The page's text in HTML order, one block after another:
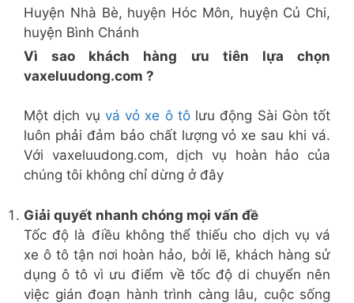
Huyện Nhà Bè, huyện Hóc Môn, huyện Củ Chi,
huyện Bình Chánh
Vì sao khách hàng ưu tiên lựa chọn
vaxeluudong.com ?
Một dịch vụ vá vỏ xe ô tôlưu động Sài Gòn tốt
luôn phải đảm bảo chất lượng vỏ xe sau khi vá.
Với vaxeluudong.com, dịch vụ hoàn hảo của
chúng tôi không chỉ dừng ở đây
Giải quyết nhanh chóng mọi vấn đề
Tốc độ là điều không thể thiếu cho dịch vụ vá
xe ô tô tận nơi hoàn hảo, bởi lẽ, khách hàng sử
dụng ô tô vì ưu điểm về tốc độ di chuyển nên
việc gián đoạn hành trình càng lâu, cuộc sống